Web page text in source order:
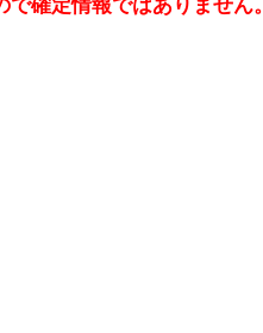
確定情報ではありません。